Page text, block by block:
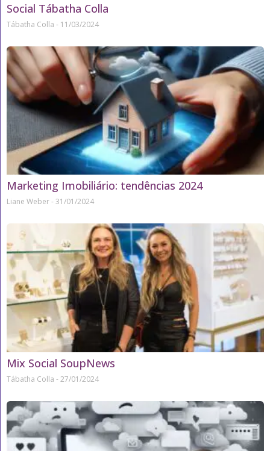
Social Tábatha Colla
Tábatha Colla 11/03/2024
Marketing Imobiliário: tendências 2024
Liane Weber 31/01/2024
Mix Social SoupNews
Tábatha Colla 27/01/2024